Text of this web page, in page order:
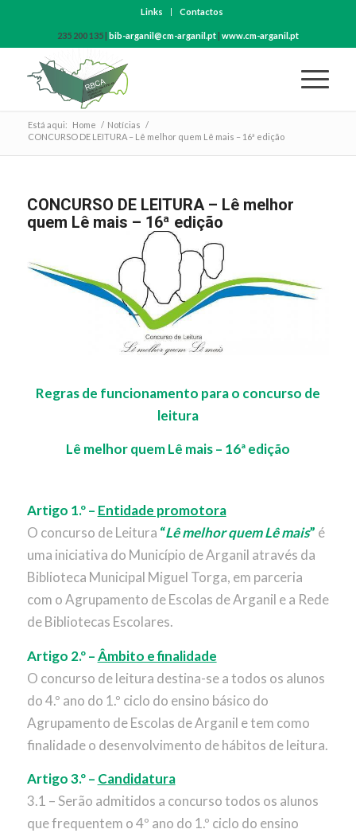
Links Contactos
235 200 135 | bib-arganil@cm-arganil.pt| www.cm-arganil.pt
Está aqui: Home / Notícias /
CONCURSO DE LEITURA – Lê melhor quem Lê mais – 16ª edição
CONCURSO DE LEITURA – Lê melhor
quem Lê mais – 16ª edição
Regras de funcionamento para o concurso de
leitura
Lê melhor quem Lê mais – 16ª edição
Artigo 1.º – Entidade promotora
O concurso de Leitura “Lê melhor quem Lê mais” é
uma iniciativa do Município de Arganil através da
Biblioteca Municipal Miguel Torga, em parceria
com o Agrupamento de Escolas de Arganil e a Rede
de Bibliotecas Escolares.
Artigo 2.º –Âmbito e finalidade
O concurso de leitura destina-se a todos os alunos
do 4.º ano do 1.º ciclo do ensino básico do
Agrupamento de Escolas de Arganil e tem como
finalidade o desenvolvimento de hábitos de leitura.
Artigo 3.º – Candidatura
3.1 – Serão admitidos a concurso todos os alunos
que frequentem o 4º ano do 1.º ciclo do ensino